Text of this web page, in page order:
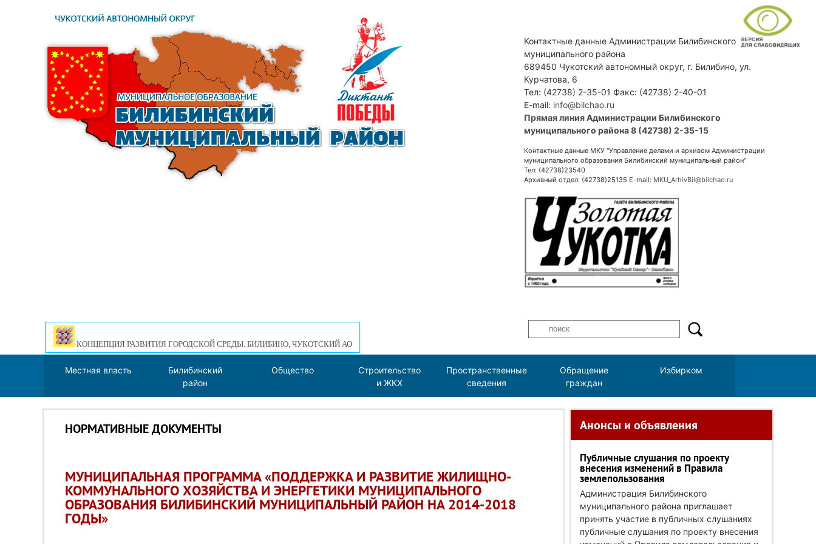
Контактные данные Администрации Билибинского
муниципального района
689450 Чукотский автономный округ, г. Билибино, ул.
Курчатова, 6
Тел: (42738) 2-35-01 Факс: (42738) 2-40-01
E-mail: info@bilchao.ru
Прямая линия Администрации Билибинского
муниципального района 8 (42738) 2-35-15
Контактные данные МКУ "Управление делами и архивом Администрации
муниципального образования Билибинский муниципальный район"
Тел: (42738)23540
Архивный отдел: (42738)25135 E-mail: MKU_ArhivBil@bilchao.ru
КОНЦЕПЦИЯ РАЗВИТИЯ ГОРОДСКОЙ СРЕДЫ. БИЛИБИНО, ЧУКОТСКИЙ АО
Местная власть
Билибинский
район
Общество
Строительство
и ЖКХ
Пространственные
сведения
Обращение
граждан
Избирком
НОРМАТИВНЫЕ ДОКУМЕНТЫ
МУНИЦИПАЛЬНАЯ ПРОГРАММА «ПОДДЕРЖКА И РАЗВИТИЕ ЖИЛИЩНО-
КОММУНАЛЬНОГО ХОЗЯЙСТВА И ЭНЕРГЕТИКИ МУНИЦИПАЛЬНОГО
ОБРАЗОВАНИЯ БИЛИБИНСКИЙ МУНИЦИПАЛЬНЫЙ РАЙОН НА 2014-2018
ГОДЫ»
Анонсы и объявления
Публичные слушания по проекту
внесения изменений в Правила
землепользования
Администрация Билибинского
муниципального района приглашает
принять участие в публичных слушаниях
публичные слушания по проекту внесения